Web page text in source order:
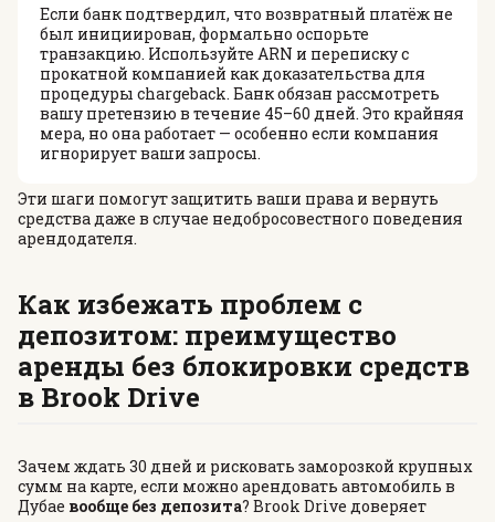
Если банк подтвердил, что возвратный платёж не
был инициирован, формально оспорьте
транзакцию. Используйте ARN и переписку с
прокатной компанией как доказательства для
процедуры chargeback. Банк обязан рассмотреть
вашу претензию в течение 45–60 дней. Это крайняя
мера, но она работает — особенно если компания
игнорирует ваши запросы.
Эти шаги помогут защитить ваши права и вернуть
средства даже в случае недобросовестного поведения
арендодателя.
Как избежать проблем с
депозитом: преимущество
аренды без блокировки средств
в Brook Drive
Зачем ждать 30 дней и рисковать заморозкой крупных
сумм на карте, если можно арендовать автомобиль в
Дубае вообще без депозита? Brook Drive доверяет